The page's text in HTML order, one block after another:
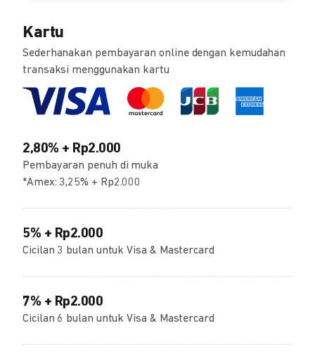
Kartu
Sederhanakan pembayaran online dengan kemudahan
transaksi menggunakan kartu
2,80% + Rp2.000
Pembayaran penuh di muka
*Amex: 3,25% + Rp2.000
5% + Rp2.000
Cicilan 3 bulan untuk Visa & Mastercard
7% + Rp2.000
Cicilan 6 bulan untuk Visa & Mastercard